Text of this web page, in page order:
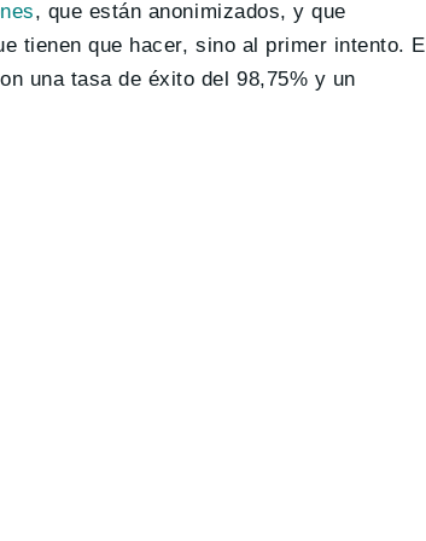
, que están anonimizados, y que
tienen que hacer, sino al primer intento. El
una tasa de éxito del 98,75% y un